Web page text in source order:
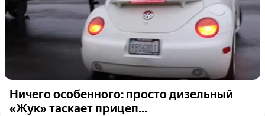
Ничего особенного: просто дизельный
«Жук» таскает прицеп...